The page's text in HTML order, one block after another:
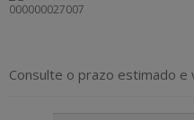
000000027007
Consulte o prazo estimado e